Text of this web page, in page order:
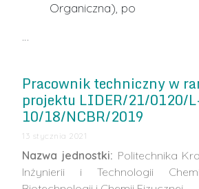
Organiczna), po
…
Pracownik techniczny w
projektu LIDER/21/0120/
10/18/NCBR/2019
13 stycznia 2021
Nazwa jednostki: Politechnika
Inżynierii i Technologii